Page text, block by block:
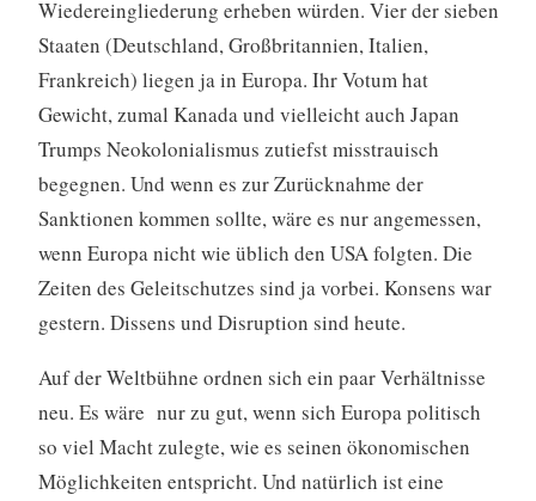
Wiedereingliederung erheben würden. Vier der sieben
Staaten (Deutschland, Großbritannien, Italien,
Frankreich) liegen ja in Europa. Ihr Votum hat
Gewicht, zumal Kanada und vielleicht auch Japan
Trumps Neokolonialismus zutiefst misstrauisch
begegnen. Und wenn es zur Zurücknahme der
Sanktionen kommen sollte, wäre es nur angemessen,
wenn Europa nicht wie üblich den USA folgten. Die
Zeiten des Geleitschutzes sind ja vorbei. Konsens war
gestern. Dissens und Disruption sind heute.
Auf der Weltbühne ordnen sich ein paar Verhältnisse
neu. Es wäre nur zu gut, wenn sich Europa politisch
so viel Macht zulegte, wie es seinen ökonomischen
Möglichkeiten entspricht. Und natürlich ist eine